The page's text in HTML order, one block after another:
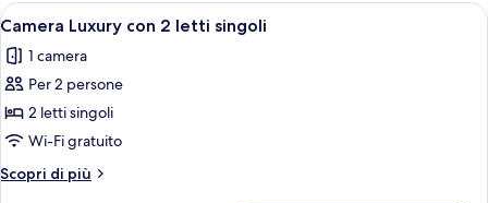
Apri
tutte
le
foto
per
Camera
Luxury
con
Una camera d'albergo con due letti,
5
Camera Luxury con 2 letti singoli
1 camera
Per 2 persone
2 letti singoli
Wi-Fi gratuito
Scopri di più
Altri